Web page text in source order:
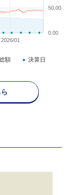
2026/01
0.00
50.00
額 決算日